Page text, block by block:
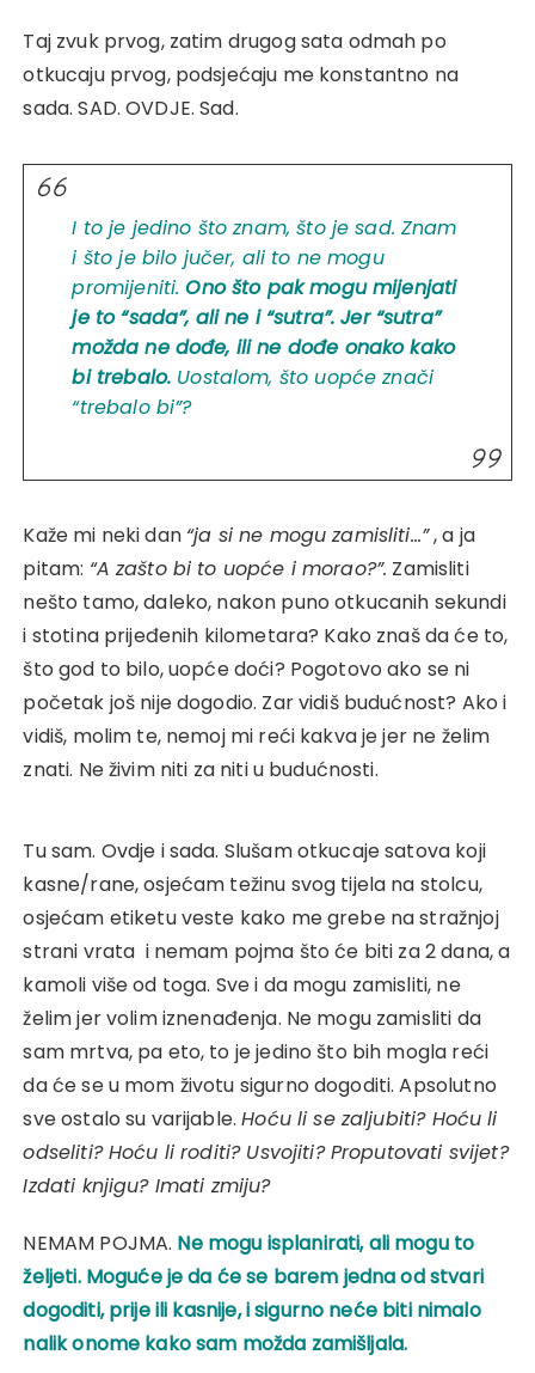
Taj zvuk prvog, zatim drugog sata odmah po
otkucaju prvog, podsjećaju me konstantno na
sada. SAD. OVDJE. Sad.
I to je jedino što znam, što je sad. Znam
i što je bilo jučer, ali to ne mogu
promijeniti. Ono što pak mogu mijenjati
je to “sada”, ali ne i “sutra”. Jer “sutra”
možda ne dođe, ili ne dođe onako kako
bi trebalo. Uostalom, što uopće znači
“trebalo bi”?
Kaže mi neki dan “ja si ne mogu zamisliti…”, a ja
pitam: “A zašto bi to uopće i morao?”. Zamisliti
nešto tamo, daleko, nakon puno otkucanih sekundi
i stotina prijeđenih kilometara? Kako znaš da će to,
što god to bilo, uopće doći? Pogotovo ako se ni
početak još nije dogodio. Zar vidiš budućnost? Ako i
vidiš, molim te, nemoj mi reći kakva je jer ne želim
znati. Ne živim niti za niti u budućnosti.
Tu sam. Ovdje i sada. Slušam otkucaje satova koji
kasne/rane, osjećam težinu svog tijela na stolcu,
osjećam etiketu veste kako me grebe na stražnjoj
strani vrata i nemam pojma što će biti za 2 dana, a
kamoli više od toga. Sve i da mogu zamisliti, ne
želim jer volim iznenađenja. Ne mogu zamisliti da
sam mrtva, pa eto, to je jedino što bih mogla reći
da će se u mom životu sigurno dogoditi. Apsolutno
sve ostalo su varijable.Hoću li se zaljubiti? Hoću li
odseliti? Hoću li roditi? Usvojiti? Proputovati svijet?
Izdati knjigu? Imati zmiju?
NEMAM POJMA. Ne mogu isplanirati, ali mogu to
željeti. Moguće je da će se barem jedna od stvari
dogoditi, prije ili kasnije, i sigurno neće biti nimalo
nalik onome kako sam možda zamišljala.